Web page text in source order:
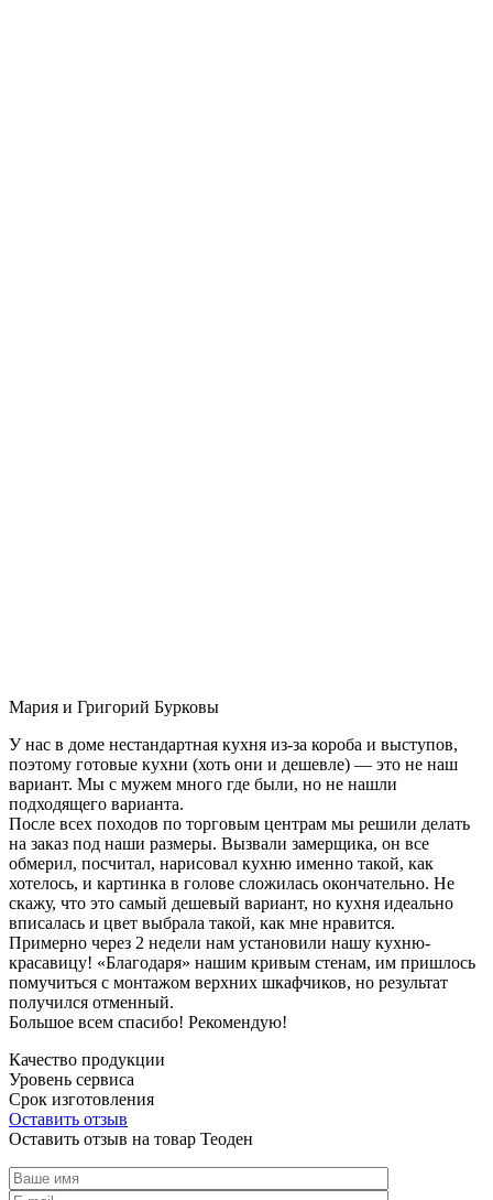
Мария и Григорий Бурковы
У нас в доме нестандартная кухня из-за короба и выступов,
поэтому готовые кухни (хоть они и дешевле) — это не наш
вариант. Мы с мужем много где были, но не нашли
подходящего варианта.
После всех походов по торговым центрам мы решили делать
на заказ под наши размеры. Вызвали замерщика, он все
обмерил, посчитал, нарисовал кухню именно такой, как
хотелось, и картинка в голове сложилась окончательно. Не
скажу, что это самый дешевый вариант, но кухня идеально
вписалась и цвет выбрала такой, как мне нравится.
Примерно через 2 недели нам установили нашу кухню-
красавицу! «Благодаря» нашим кривым стенам, им пришлось
помучиться с монтажом верхних шкафчиков, но результат
получился отменный.
Большое всем спасибо! Рекомендую!
Качество продукции
Уровень сервиса
Срок изготовления
Оставить отзыв
Оставить отзыв на товар Теоден